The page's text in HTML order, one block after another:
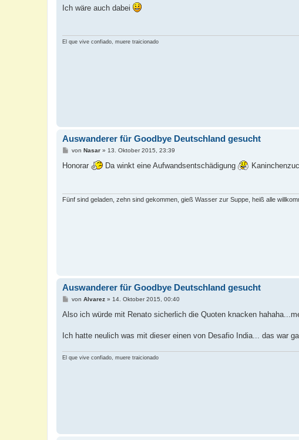
i
t
Ich wäre auch dabei
El que vive confiado, muere traicionado
Auswanderer für Goodbye Deutschland gesucht
B
i
von Nasar» 13. Oktober 2015, 23:39
Honorar Da winkt eine Aufwandsentschädigung
Fünf sind geladen, zehn sind gekommen, gieß Wasser zur Suppe, heiß alle
Auswanderer für Goodbye Deutschland gesucht
B
i
a
von Alvarez» 14. Oktober 2015, 00:40
Also ich würde mit Renato sicherlich die Quoten knacken
Ich hatte neulich was mit dieser einen von Desafio India... das war
El que vive confiado, muere traicionado